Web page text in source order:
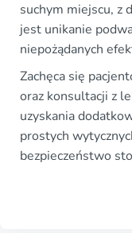
suchym miejscu, z
jest unikanie
niepożądanych
Zachęca się
oraz konsultacji z
uzyskania
prostych
bezpieczeństwo